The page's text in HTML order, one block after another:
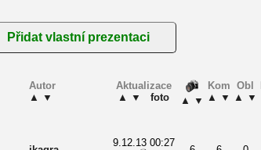
Autor
▲ ▼
Aktualizace
▲ ▼ foto ▲ ▼
Kom
▲ ▼
Obl
▲ ▼
9.12.13 00:27